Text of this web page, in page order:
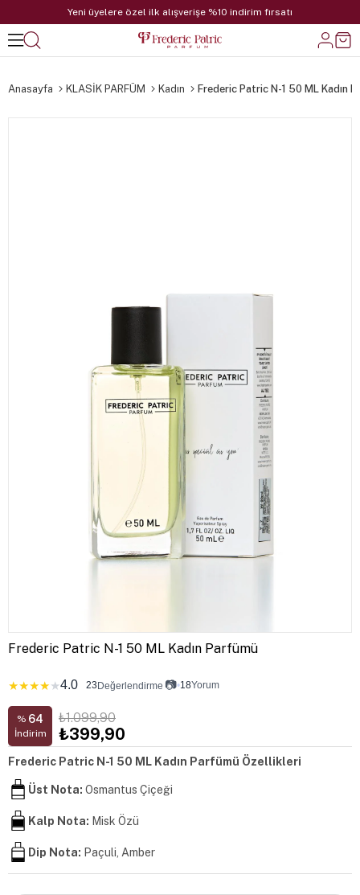
Yeni üyelere özel ilk alışverişe %10 indirim fırsatı
Anasayfa KLASİK PARFÜM Kadın Frederic Patric N-1 50 ML Kadın
Frederic Patric N-1 50 ML Kadın Parfümü
★★★★★4.0 23 Değerlendirme 📷•18Yorum
% 64
İndirim
₺1.099,90
₺399,90
Frederic Patric N-1 50 ML Kadın Parfümü Özellikleri
Üst Nota: Osmantus Çiçeği
Kalp Nota: Misk Özü
Dip Nota: Paçuli, Amber